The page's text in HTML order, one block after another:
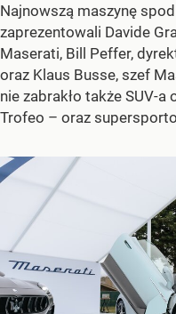
Najnowszą maszynę
zaprezentowali Davide
Maserati, Bill Peffer,
oraz Klaus Busse, szef
nie zabrakło także SUV-
Trofeo – oraz